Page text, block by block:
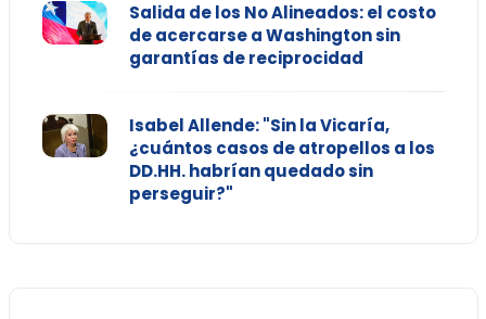
Salida de los No Alineados: el costo
de acercarse a Washington sin
garantías de reciprocidad
Isabel Allende: "Sin la Vicaría,
¿cuántos casos de atropellos a los
DD.HH. habrían quedado sin
perseguir?"